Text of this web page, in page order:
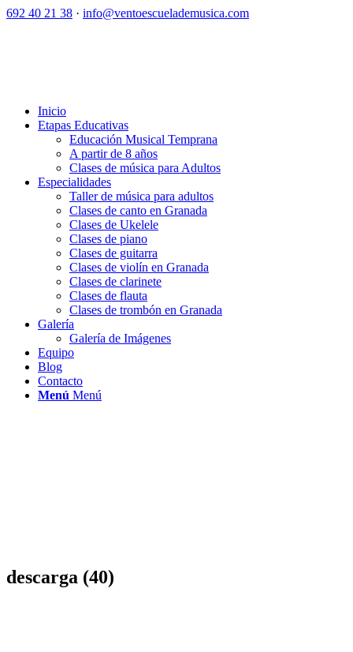
692 40 21 38 · info@ventoescuelademusica.com
Inicio
Etapas Educativas
Educación Musical Temprana
A partir de 8 años
Clases de música para Adultos
Especialidades
Taller de música para adultos
Clases de canto en Granada
Clases de Ukelele
Clases de piano
Clases de guitarra
Clases de violín en Granada
Clases de clarinete
Clases de flauta
Clases de trombón en Granada
Galería
Galería de Imágenes
Equipo
Blog
Contacto
Menú Menú
descarga (40)